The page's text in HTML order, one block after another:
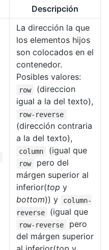
Descripción
La dirección la que
los elementos hijos
son colocados en el
contenedor.
Posibles valores:
row
(direccion
igual a la del texto),
row-reverse
(dirección contraria
a la del texto),
column (igual que
row
pero del
márgen superior al
inferior(top y
bottom)) y
column-
reverse
(igual que
row-reverse
pero
del márgen superior